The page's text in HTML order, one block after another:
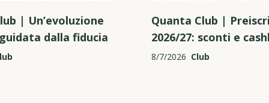
| Un’evoluzione
dalla fiducia
Quanta Club |
2026/27: sconti e
8/7/2026 Club